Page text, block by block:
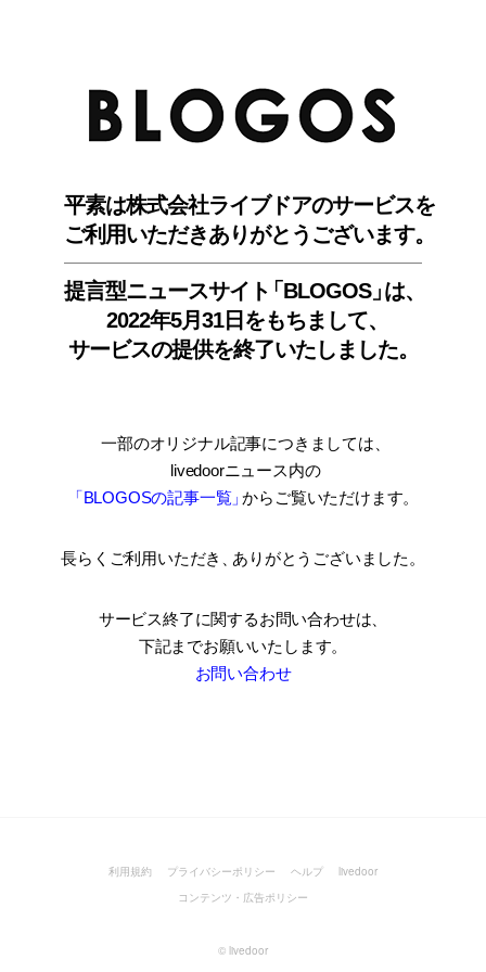
平素は株式会社ライブドアのサービスを
ご利用いただきありがとうございます。
提言型ニュースサイ ト「BLOGOS」は、
2022年5月31日をもちまして、
サービスの提供を終了いたしました。
一部のオリジナル記事につきましては
livedoorニュース内の
「BLOGOSの記事一覧」からご覧いただけます。
長らくご利用いただき ありがとうございました。
サービス終了に関するお問い合わせは、
下記までお願いいたします。
お問い合わせ
利用規約 プライバシーポリシー ヘルプ
livedoor
コンテンツ・広告ポリシー
© livedoor